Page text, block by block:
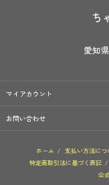
ち
愛知
マイアカウント
お問い合わせ
ホーム / 支払い方法につ
特定商取引法に基づく表記 /
公